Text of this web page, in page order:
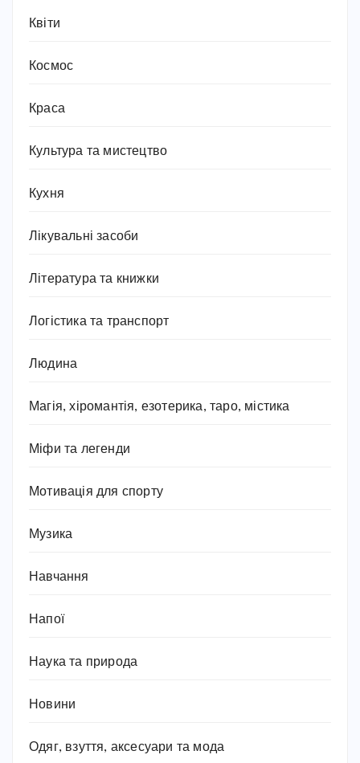
Квіти
Космос
Краса
Культура та мистецтво
Кухня
Лікувальні засоби
Література та книжки
Логістика та транспорт
Людина
Магія, хіромантія, езотерика, таро, містика
Міфи та легенди
Мотивація для спорту
Музика
Навчання
Напої
Наука та природа
Новини
Одяг, взуття, аксесуари та мода